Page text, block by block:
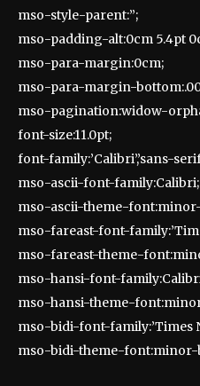
mso-style-parent:”;
mso-padding-alt:0cm 5.4pt
mso-para-margin:0cm;
mso-para-margin-
mso-pagination:widow-
font-size:11.0pt;
font-family:’Calibri’,’sans-
mso-ascii-font-family:Calibri;
mso-ascii-theme-
mso-fareast-font-
mso-fareast-theme-
mso-hansi-font-
mso-hansi-theme-
mso-bidi-font-family:’Times
mso-bidi-theme-font:minor-